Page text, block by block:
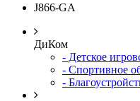
J866-GA
ДиКом
- Детское
- Спортивное
-